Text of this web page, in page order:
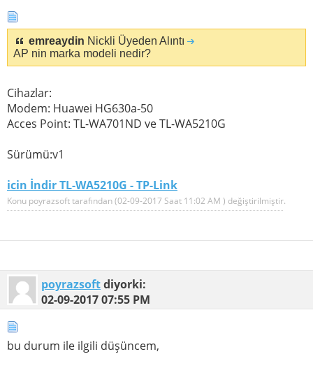
emreaydin Nickli Üyeden Alıntı
AP nin marka modeli nedir?
Cihazlar:
Modem: Huawei HG630a-50
Acces Point: TL-WA701ND ve TL-WA5210G
Sürümü:v1
icin İndir TL-WA5210G - TP-Link
Konu poyrazsoft tarafından (02-09-2017 Saat 11:02 AM ) değiştirilmiştir.
poyrazsoftdiyorki:
02-09-201707:55 PM
bu durum ile ilgili düşüncem,